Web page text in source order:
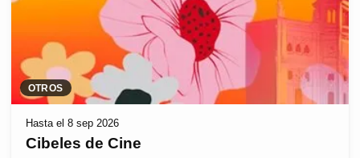
OTROS
Hasta el 8 sep 2026
Cibeles de Cine